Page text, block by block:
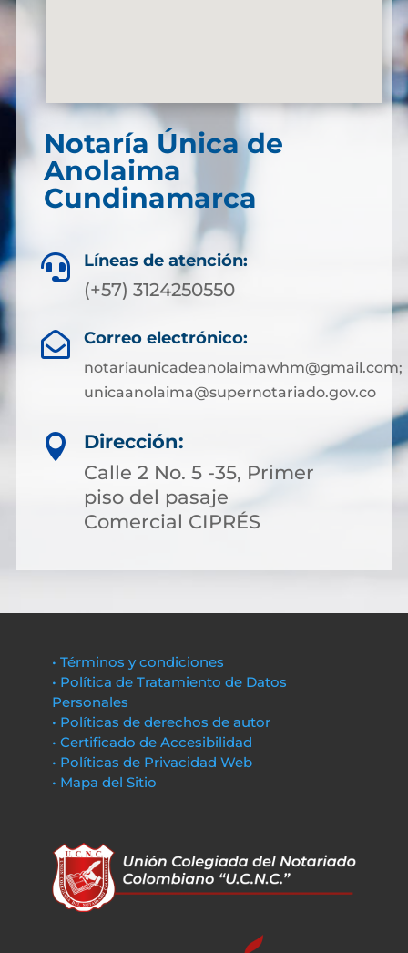
Notaría Única de
Anolaima
Cundinamarca
 Líneas de atención:
(+57) 3124250550
 Correo electrónico:
notariaunicadeanolaimawhm@gmail.com;
unicaanolaima@supernotariado.gov.co

Dirección:
Calle 2 No. 5 -35, Primer
piso del pasaje
Comercial CIPRÉS
• Términos y condiciones
• Política de Tratamiento de Datos
Personales
• Políticas de derechos de autor
• Certificado de Accesibilidad
• Políticas de Privacidad Web
• Mapa del Sitio